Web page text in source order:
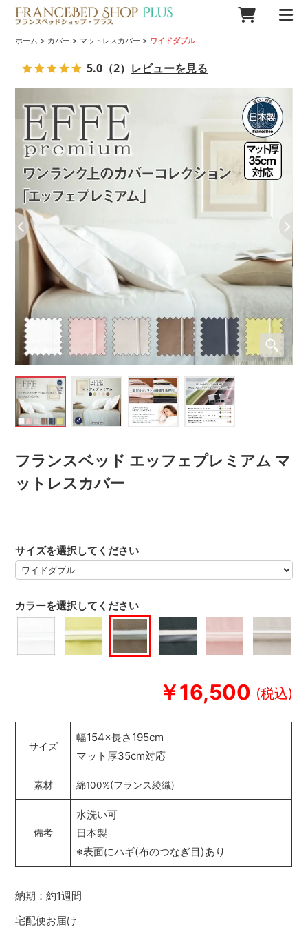
ホーム > カバー > マットレスカバー > ワイドダブル
フランスベッド エッフェプレミアム マ
ットレスカバー
￥16,500
納期：約1週間
宅配便お届け
カラーを選択してください
サイズを選択してください
サイズ
幅154×長さ195cm
マット厚35cm対応
素材 綿100%(フランス綾織)
備考
水洗い可
日本製
※表面にハギ(布のつなぎ目)あり
5.0 （2） レビューを見る